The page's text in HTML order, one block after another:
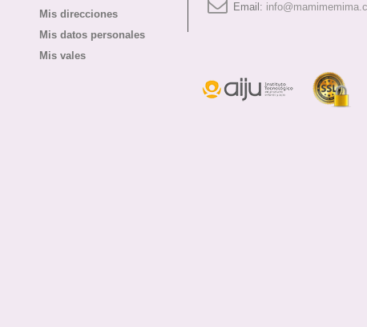
Mis direcciones
Mis datos personales
Mis vales
Email: